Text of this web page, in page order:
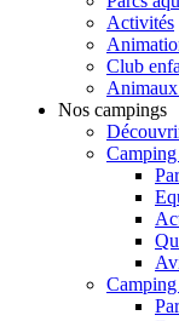
Activités
Club
Nos campings
Camping